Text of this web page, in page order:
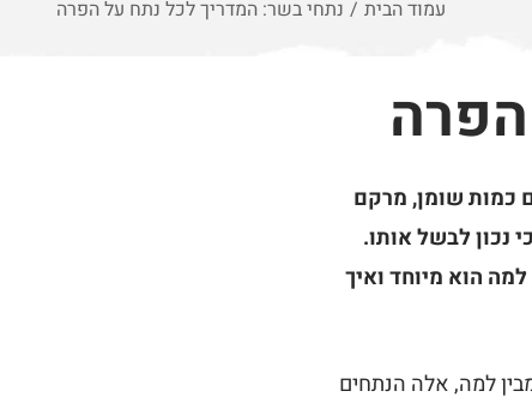
עמוד הבית / נתחי בשר: המדריך לכל נתח על הפרה
כמות שומן, מרקם
נכון לבשל אותו.
הוא מיוחד ואיך
למה, אלה הנתחים